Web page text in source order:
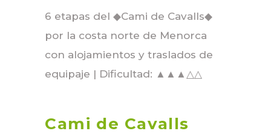
6 etapas del ◆Cami de Cavalls◆
por la costa norte de Menorca
con alojamientos y traslados de
equipaje | Dificultad: ▲▲▲△△
Cami de Cavalls